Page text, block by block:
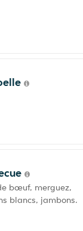
bœuf, merguez,
blancs, jambons.